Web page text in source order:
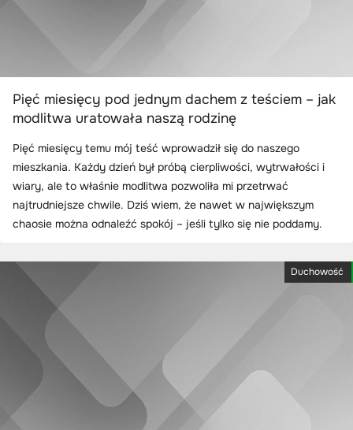
Pięć miesięcy pod jednym dachem z teściem – jak
modlitwa uratowała naszą rodzinę
Pięć miesięcy temu mój teść wprowadził się do naszego
mieszkania. Każdy dzień był próbą cierpliwości, wytrwałości i
wiary, ale to właśnie modlitwa pozwoliła mi przetrwać
najtrudniejsze chwile. Dziś wiem, że nawet w największym
chaosie można odnaleźć spokój – jeśli tylko się nie poddamy.
Duchowość